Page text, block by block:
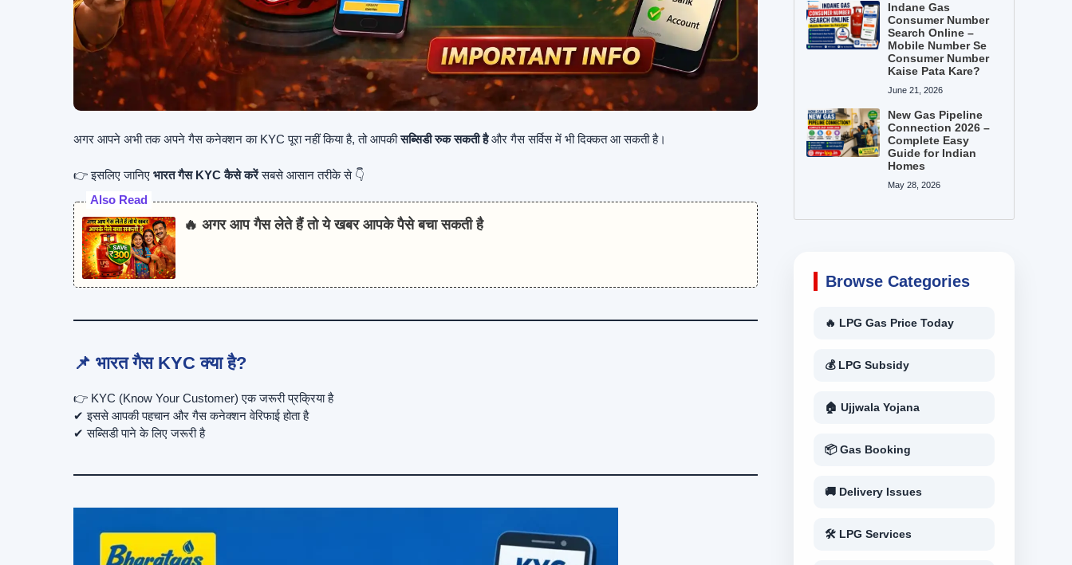
अगर आपने अभी तक अपने गैस कनेक्शन का KYC पूरा नहीं किया है, तो आपकीसब्सिडी रुक सकती हैऔर गैस सर्विस में भी दिक्कत आ सकती है।
👉 इसलिए जानिए भारत गैस KYC कैसे करेंसबसे आसान तरीके से 👇
Also Read
🔥 अगर आप गैस लेते हैं तो ये खबर आपके पैसे बचा सकती है
📌 भारत गैस KYC क्या है?
👉 KYC (Know Your Customer) एक जरूरी प्रक्रिया है
✔ इससे आपकी पहचान और गैस कनेक्शन वेरिफाई होता है
✔ सब्सिडी पाने के लिए जरूरी है
Indane Gas
Consumer Number
Search Online –
Mobile Number Se
Consumer Number
Kaise Pata Kare?
June 21, 2026
New Gas Pipeline
Connection 2026 –
Complete Easy
Guide for Indian
Homes
May 28, 2026
Browse Categories
🔥 LPG Gas Price Today
💰 LPG Subsidy
🏠 Ujjwala Yojana
📦 Gas Booking
🚚 Delivery Issues
🛠 LPG Services